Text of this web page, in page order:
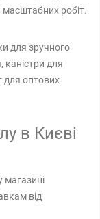
масштабних робіт.
для зручного
каністри для
для оптових
в Києві
від